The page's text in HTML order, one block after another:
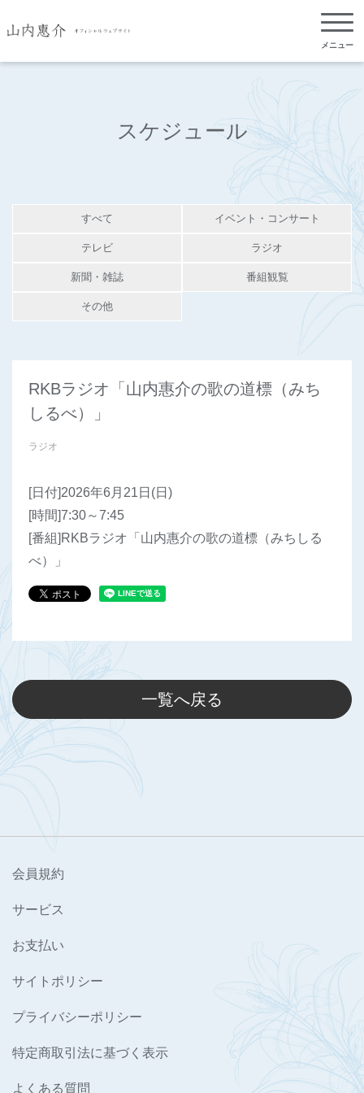
メニュー
スケジュール
すべて イベント・コンサート
テレビ ラジオ
新聞・雑誌 番組観覧
その他
RKBラジオ「山内惠介の歌の道標（みち
しるべ）」
ラジオ
[日付]2026年6月21日(日)
[時間]7:30～7:45
[番組]RKBラジオ「山内惠介の歌の道標（みちしる
べ）」
一覧へ戻る
会員規約
サービス
お支払い
サイトポリシー
プライバシーポリシー
特定商取引法に基づく表示
よくある質問